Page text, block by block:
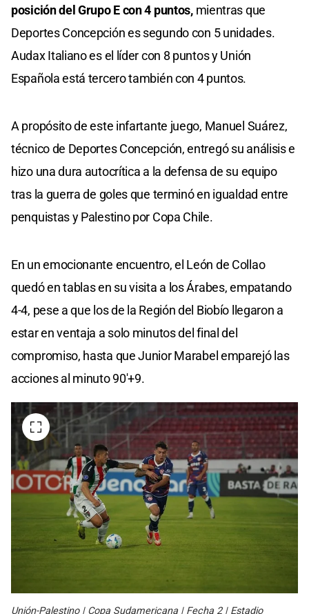
posición del Grupo E con 4 puntos,mientras que
Deportes Concepción es segundo con 5 unidades.
Audax Italiano es el líder con 8 puntos y Unión
Española está tercero también con 4 puntos.
A propósito de este infartante juego, Manuel Suárez,
técnico de Deportes Concepción, entregó su análisis e
hizo una dura autocrítica a la defensa de su equipo
tras la guerra de goles que terminó en igualdad entre
penquistas y Palestino por Copa Chile.
En un emocionante encuentro, el León de Collao
quedó en tablas en su visita a los Árabes, empatando
4-4, pese a que los de la Región del Biobío llegaron a
estar en ventaja a solo minutos del final del
compromiso, hasta que Junior Marabel emparejó las
acciones al minuto 90′+9.
Unión-Palestino | Copa Sudamericana | Fecha 2 | Estadio